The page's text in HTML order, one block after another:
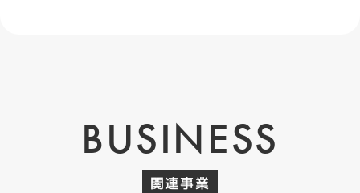
BUSINESS
関連事業